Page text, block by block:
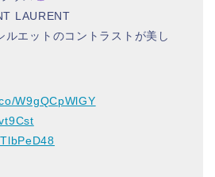
LAURENT
ルエットのコントラストが美し
W9gQCpWlGY